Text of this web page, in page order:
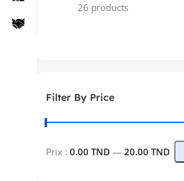
26 products
Filter By Price
Prix : 0.00 TND — 20.00 TND